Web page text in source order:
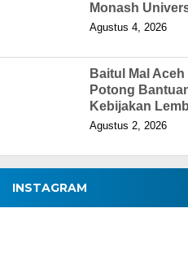
Monash
Agustus 4, 2026
Baitul Mal
Potong
Kebijakan
Agustus 2, 2026
INSTAGRAM